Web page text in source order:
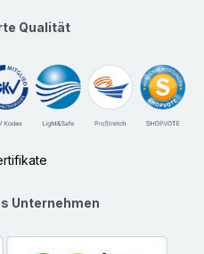
Qualität
Unternehmen